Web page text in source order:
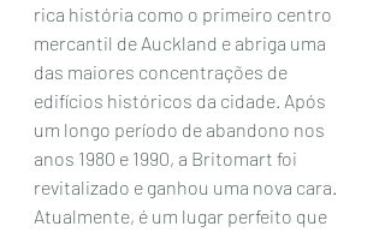
rica história como o primeiro centro
mercantil de Auckland e abriga uma
das maiores concentrações de
edifícios históricos da cidade. Após
um longo período de abandono nos
anos 1980 e 1990, a Britomart foi
revitalizado e ganhou uma nova cara.
Atualmente, é um lugar perfeito que